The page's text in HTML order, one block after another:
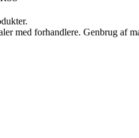
med forhandlere. Genbrug af